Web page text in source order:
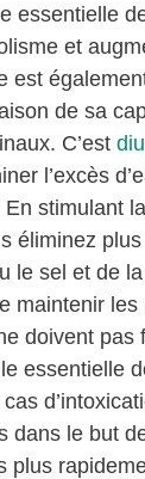
essentielle
et
est
de sa
C’est
l’excès
stimulant
éliminez
le sel et de
maintenir
doivent pas
essentielle
dans le but
plus